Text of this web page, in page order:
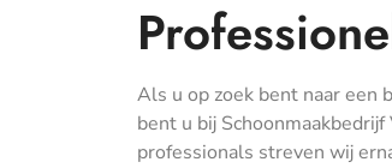
Als u op zoek bent naar een
bent u bij
professionals streven wij